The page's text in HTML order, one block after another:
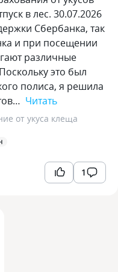
в лес. 30.07.2026
Сбербанка, так
и при посещении
различные
это был
полиса, я решила
Читать
от укуса клеща
1